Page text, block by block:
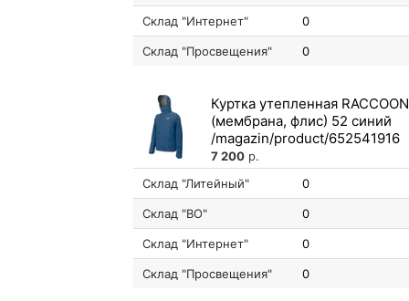
Склад "Интернет" 0
Склад "Просвещения" 0
Куртка утепленная RACCOON
(мембрана, флис) 52 синий
7 200 р.
Склад "Литейный"
0
Склад "ВО" 0
Склад "Интернет" 0
Склад "Просвещения" 0